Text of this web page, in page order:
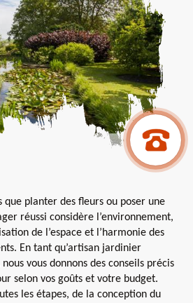
que planter des fleurs ou poser une
réussi considère l’environnement,
de l’espace et l’harmonie des
En tant qu’artisan jardinier
vous donnons des conseils précis
selon vos goûts et votre budget.
les étapes, de la conception du